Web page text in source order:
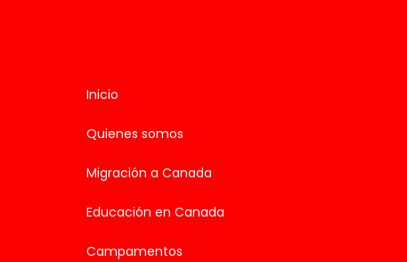
Inicio
Quienes somos
Migración a Canada
Educación en Canada
Campamentos